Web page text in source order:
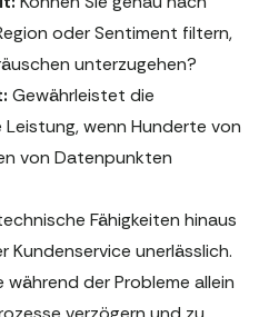
oder Sentiment filtern,
unterzugehen?
Gewährleistet die
wenn Hunderte von
von Datenpunkten
Fähigkeiten hinaus
Kundenservice unerlässlich.
während der Probleme allein